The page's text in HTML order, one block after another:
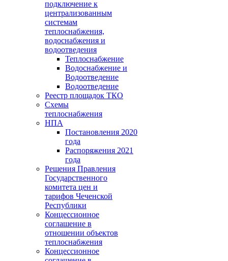
подключение к
централизованным
системам
теплоснабжения,
водоснабжения и
водоотведения
Теплоснабжение
Водоснабжение и
Водоотведение
Водоотведение
Реестр площадок ТКО
Схемы
теплоснабжения
НПА
Постановления 2020
года
Распоряжения 2021
года
Решения Правления
Государственного
комитета цен и
тарифов Чеченской
Республики
Концессионное
соглашение в
отношении объектов
теплоснабжения
Концессионное